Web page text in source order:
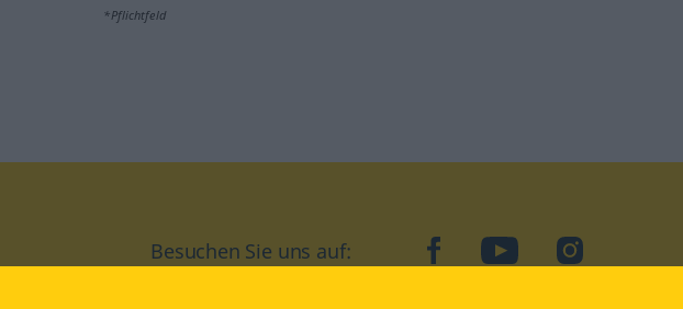
*Pflichtfeld
Besuchen Sie uns auf: facebookYouTubeInstagram